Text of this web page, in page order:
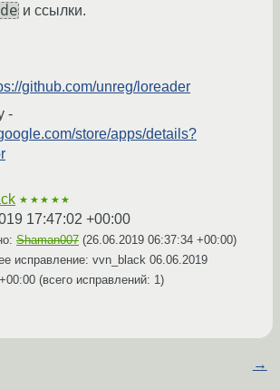
и ссылки.
github.com/unreg/loreader
-
store/apps/details?
★★★★★
17:47:02 +00:00
Shaman007 (26.06.2019 06:37:34 +00:00)
исправление: vvn_black 06.06.2019
(всего исправлений: 1)
→